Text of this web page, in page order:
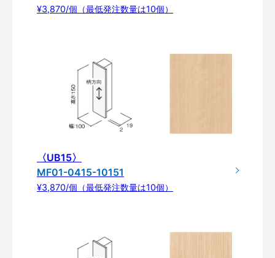
¥3,870/個（最低発注数量は10個）
〈UB15〉
MF01-0415-10151
¥3,870/個（最低発注数量は10個）